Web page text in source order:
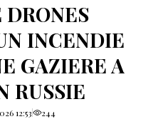
DRONES
INCENDIE
GAZIERE A
RUSSIE
12:53 244